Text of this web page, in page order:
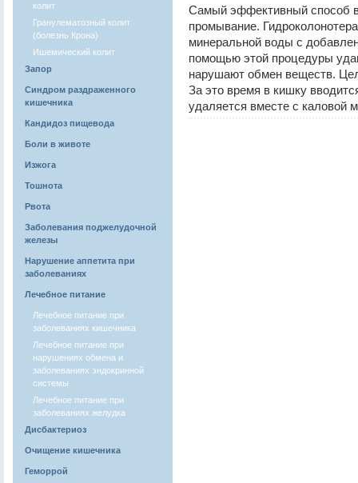
колит
Гранулематозный колит
(болезнь Крона)
Ишемический колит
Запор
Синдром раздраженного
кишечника
Кандидоз пищевода
Боли в животе
Изжога
Тошнота
Рвота
Заболевания поджелудочной
железы
Нарушение аппетита при
заболеваниях
Лечебное питание
Лечебное питание при
заболеваниях кишечника
Лечебное питание при
нарушениях обмена и
заболеваниях эндокринной
системы
Лечебное питание при
заболеваниях желудка
Дисбактериоз
Очищение кишечника
Геморрой
Самый эффективный способ
промывание.
минеральной воды с
помощью этой процедуры
нарушают обмен веществ.
За это время в кишку
удаляется вместе с каловой